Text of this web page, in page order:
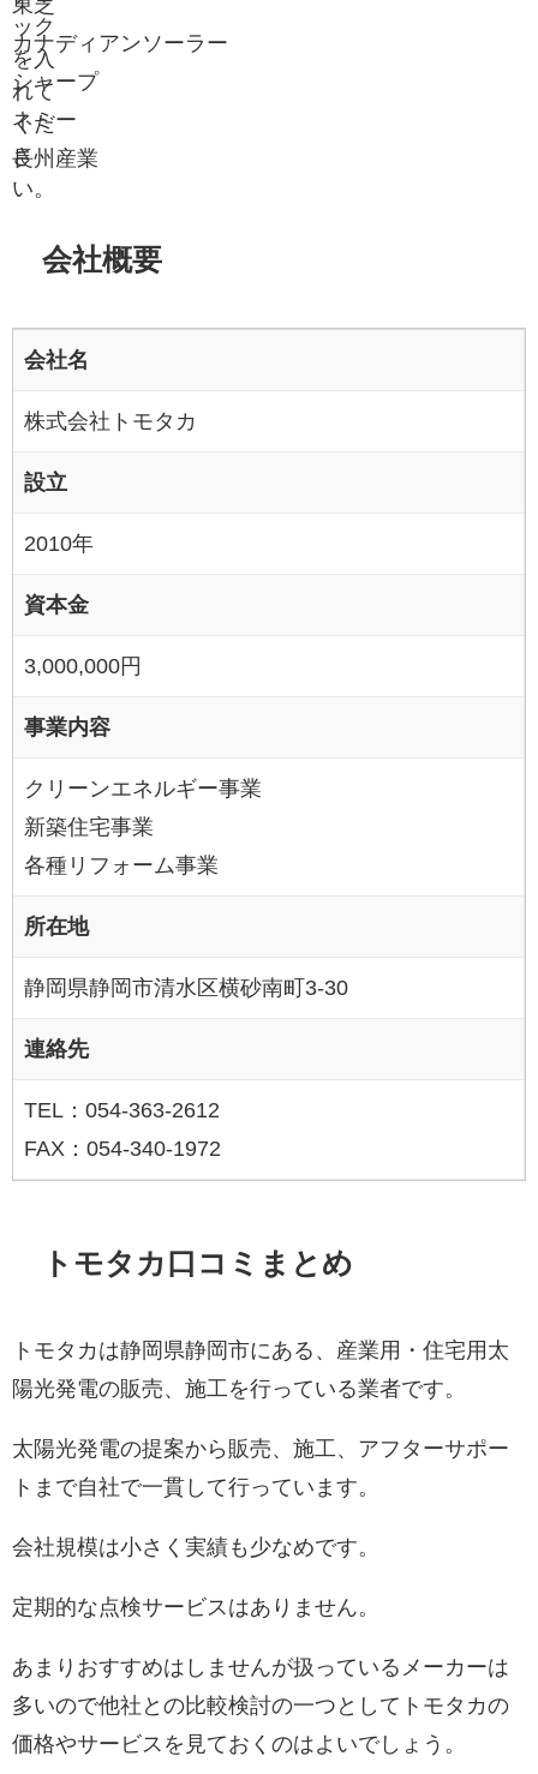
ック
を入
れて
くだ
さ
い。
東芝
カナディアンソーラー
シャープ
ネミー
長州産業
会社概要
会社名
株式会社トモタカ
設立
2010年
資本金
3,000,000円
事業内容
クリーンエネルギー事業
新築住宅事業
各種リフォーム事業
所在地
静岡県静岡市清水区横砂南町3-30
連絡先
TEL：054-363-2612
FAX：054-340-1972
トモタカ口コミまとめ
トモタカは静岡県静岡市にある、産業用・住宅用太
陽光発電の販売、施工を行っている業者です。
太陽光発電の提案から販売、施工、アフターサポー
トまで自社で一貫して行っています。
会社規模は小さく実績も少なめです。
定期的な点検サービスはありません。
あまりおすすめはしませんが扱っているメーカーは
多いので他社との比較検討の一つとしてトモタカの
価格やサービスを見ておくのはよいでしょう。